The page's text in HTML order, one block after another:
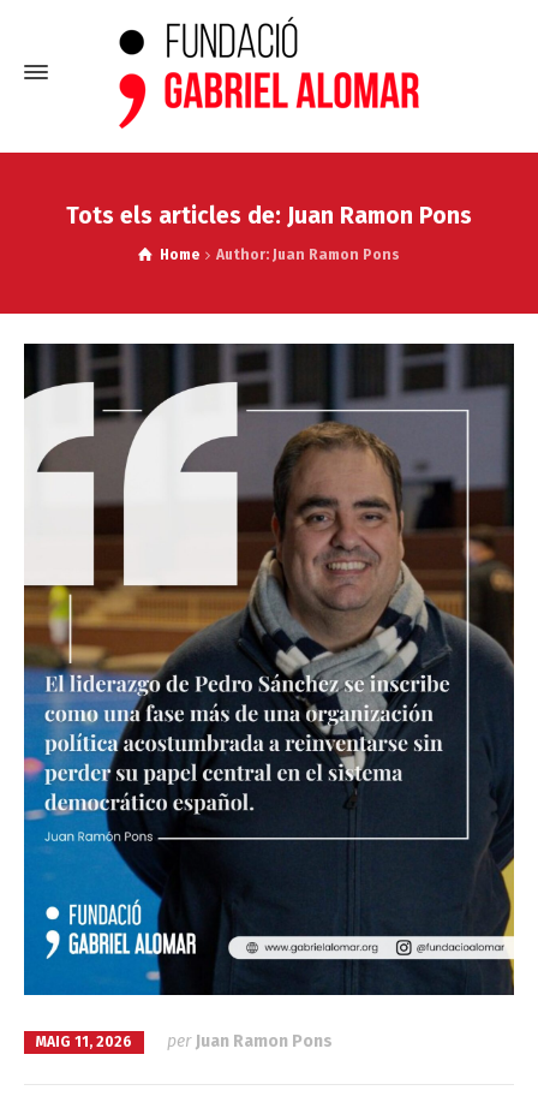
Tots els articles de: Juan Ramon Pons
Home Author: Juan Ramon Pons
MAIG 11, 2026 per Juan Ramon Pons